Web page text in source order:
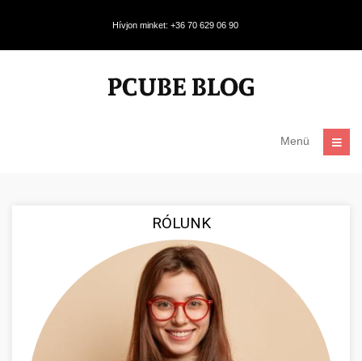
Hívjon minket: +36 70 629 06 90
Menü
RÓLUNK